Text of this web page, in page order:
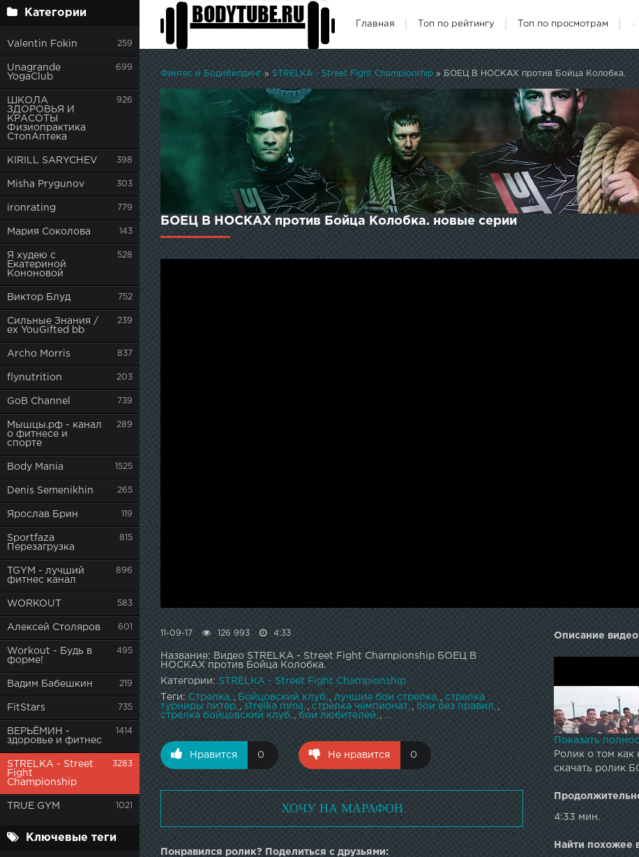
Категории
Valentin Fokin 259
Unagrande
YogaClub
699
ШКОЛА
ЗДОРОВЬЯ И
КРАСОТЫ
Физиопрактика
СтопАптека
926
KIRILL SARYCHEV 398
Misha Prygunov 303
ironrating 779
Мария Соколова 143
Я худею с
Екатериной
Кононовой
528
Виктор Блуд 752
Сильные Знания /
ex YouGifted bb
239
Archo Morris 837
flynutrition 203
GoB Channel 739
Мышцы.рф - канал
о фитнесе и
спорте
289
Body Mania 1525
Denis Semenikhin 265
Ярослав Брин 119
Sportfaza
Перезагрузка
815
TGYM - лучший
фитнес канал
896
WORKOUT 583
Алексей Столяров 601
Workout - Будь в
форме!
495
Вадим Бабешкин 219
FitStars 735
ВЕРЬЁМИН -
здоровье и фитнес
1414
STRELKA - Street
Fight
Championship
3283
TRUE GYM 1021
Ключевые теги
Главная Топ по рейтингу Топ по просмотрам -
Финтес и Бодибилдинг »STRELKA - Street Fight Championship» БОЕЦ В НОСКАХ против Бойца Колобка.
БОЕЦ В НОСКАХ против Бойца Колобка. новые серии
Описание
Показать
Ролик о том как
скачать ролик
4:33 мин.
Найти похожее
11-09-17 126 993 4:33
Название: Видео STRELKA - Street Fight Championship БОЕЦ В
НОСКАХ против Бойца Колобка.
Категории:STRELKA - Street Fight Championship
Теги: Стрелка , Бойцовский клуб ,лучшие бои стрелка
стрелка
турниры питер ,strelka mma ,стрелка чемпионат ,бои без правил
стрелка бойцовский клуб , бои любителей , ...
Нравится 0 Не нравится 0
ХОЧУ НА МАРАФОН
Понравился ролик? Поделиться с друзьями: